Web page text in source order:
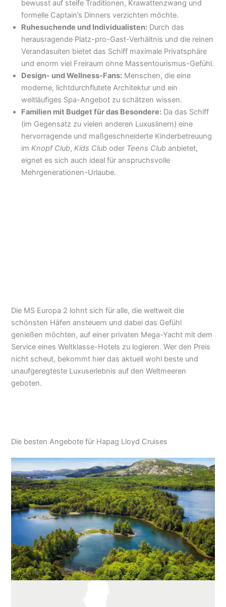
bewusst auf steife Traditionen, Krawattenzwang und
formelle Captain’s Dinners verzichten möchte.
Ruhesuchende und Individualisten: Durch das
herausragende Platz-pro-Gast-Verhältnis und die reinen
Verandasuiten bietet das Schiff maximale Privatsphäre
und enorm viel Freiraum ohne Massentourismus-Gefühl.
Design- und Wellness-Fans: Menschen, die eine
moderne, lichtdurchflutete Architektur und ein
weitläufiges Spa-Angebot zu schätzen wissen.
Familien mit Budget für das Besondere: Da das Schiff
(im Gegensatz zu vielen anderen Luxuslinern) eine
hervorragende und maßgeschneiderte Kinderbetreuung
imKnopf Club,Kids Club oder Teens Club anbietet,
eignet es sich auch ideal für anspruchsvolle
Mehrgenerationen-Urlaube.
Die MS Europa 2 lohnt sich für alle, die weltweit die
schönsten Häfen ansteuern und dabei das Gefühl
genießen möchten, auf einer privaten Mega-Yacht mit dem
Service eines Weltklasse-Hotels zu logieren. Wer den Preis
nicht scheut, bekommt hier das aktuell wohl beste und
unaufgeregteste Luxuserlebnis auf den Weltmeeren
geboten.
Die besten Angebote für Hapag Lloyd Cruises